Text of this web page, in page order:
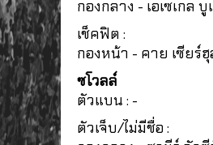
กองกลาง - เอเซเกล
เช็คฟิต :
กองหน้า - คาย เซียร์ฮุ
ซโวลล์
ตัวแบน : -
ตัวเจ็บ/ไม่มีชื่อ :